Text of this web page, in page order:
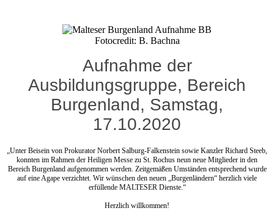
Fotocredit: B. Bachna
Aufnahme der
Ausbildungsgruppe, Bereich
Burgenland, Samstag,
17.10.2020
„Unter Beisein von Prokurator Norbert Salburg-Falkenstein sowie Kanzler Richard Steeb,
konnten im Rahmen der Heiligen Messe zu St. Rochus neun neue Mitglieder in den
Bereich Burgenland aufgenommen werden. Zeitgemäßen Umständen entsprechend wurde
auf eine Agape verzichtet. Wir wünschen den neuen „Burgenländern“ herzlich viele
erfüllende MALTESER Dienste.“
Herzlich willkommen!